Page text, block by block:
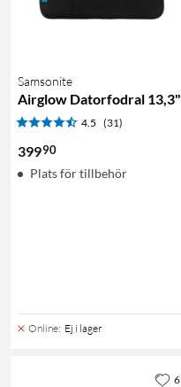
Samsonite
Airglow Datorfodral 13,3"
4.5 (31)
39990
Plats för tillbehör
Online: Ej i lager
6